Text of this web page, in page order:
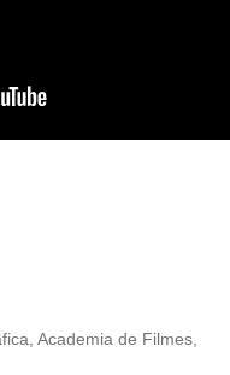
Academia de Filmes,